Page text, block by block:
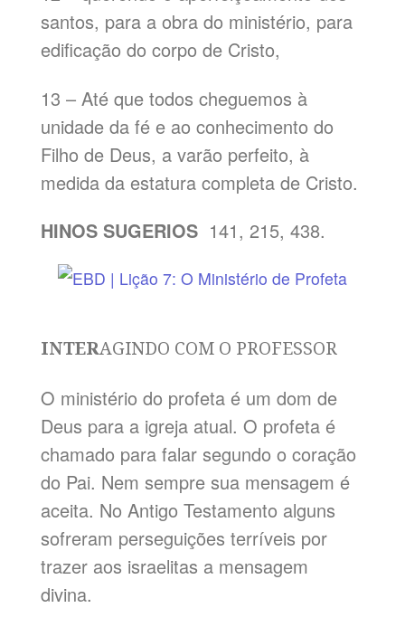
santos, para a obra do ministério, para
edificação do corpo de Cristo,
13 – Até que todos cheguemos à
unidade da fé e ao conhecimento do
Filho de Deus, a varão perfeito, à
medida da estatura completa de Cristo.
HINOS SUGERIOS 141, 215, 438.
INTERAGINDO COM O PROFESSOR
O ministério do profeta é um dom de
Deus para a igreja atual. O profeta é
chamado para falar segundo o coração
do Pai. Nem sempre sua mensagem é
aceita. No Antigo Testamento alguns
sofreram perseguições terríveis por
trazer aos israelitas a mensagem
divina.